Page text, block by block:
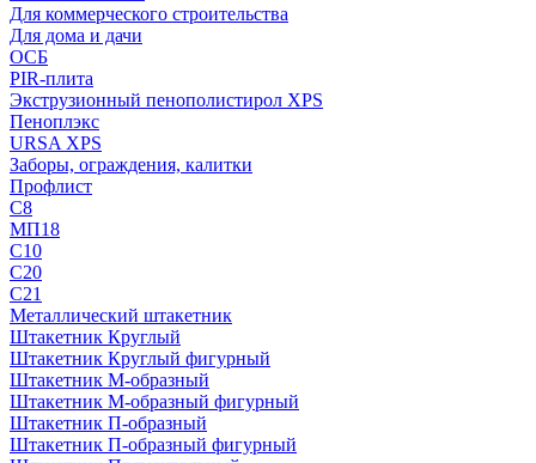
Для коммерческого строительства
Для дома и дачи
ОСБ
PIR-плита
Экструзионный пенополистирол XPS
Пеноплэкс
URSA XPS
Заборы, ограждения, калитки
Профлист
С8
МП18
С10
С20
С21
Металлический штакетник
Штакетник Круглый
Штакетник Круглый фигурный
Штакетник М-образный
Штакетник М-образный фигурный
Штакетник П-образный
Штакетник П-образный фигурный